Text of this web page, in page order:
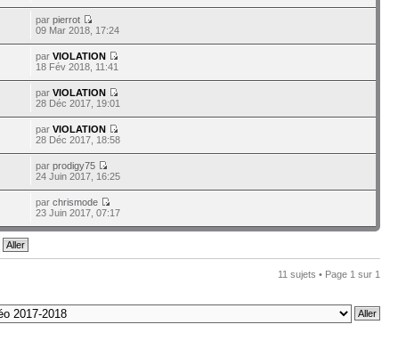
parpierrot
09 Mar 2018, 17:24
parVIOLATION
18 Fév 2018, 11:41
parVIOLATION
28 Déc 2017, 19:01
parVIOLATION
28 Déc 2017, 18:58
parprodigy75
24 Juin 2017, 16:25
parchrismode
23 Juin 2017, 07:17
11 sujets • Page 1 sur 1